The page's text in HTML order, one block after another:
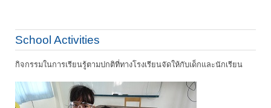
School Activities
กิจกรรมในการเรียนรู้ตามปกติที่ทางโรงเรียนจัดให้กับเด็กและนักเรียน